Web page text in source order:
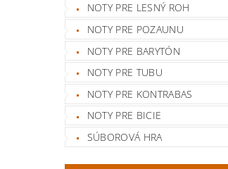
NOTY PRE LESNÝ ROH
NOTY PRE POZAUNU
NOTY PRE BARYTÓN
NOTY PRE TUBU
NOTY PRE KONTRABAS
NOTY PRE BICIE
SÚBOROVÁ HRA